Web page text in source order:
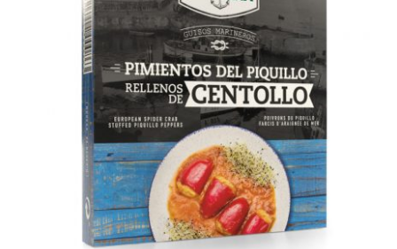
AÑADIR AL CARRITO
/
DETALLES